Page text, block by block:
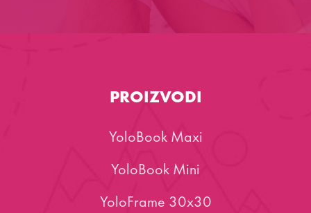
PROIZVODI
YoloBook Maxi
YoloBook Mini
YoloFrame 30x30